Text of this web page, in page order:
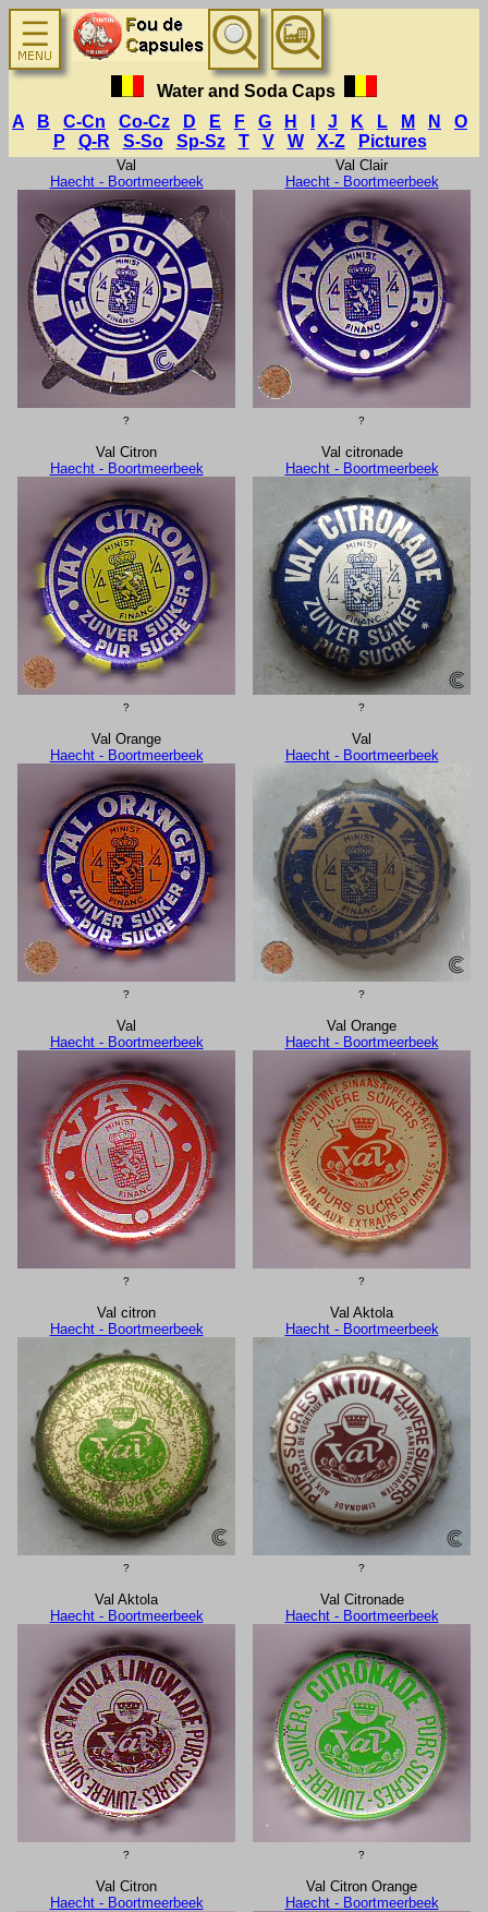
Water and Soda Caps
A
B C-Cn Co-Cz D E F G H J K L M N
O
P
Q-R S-So Sp-Sz T V W X-Z Pictures
Val
Haecht - Boortmeerbeek
?
Val Clair
Haecht - Boortmeerbeek
?
Val Citron
Haecht - Boortmeerbeek
?
Val citronade
Haecht - Boortmeerbeek
?
Val Orange
Haecht - Boortmeerbeek
?
Val
Haecht - Boortmeerbeek
?
Val
Haecht - Boortmeerbeek
?
Val Orange
Haecht - Boortmeerbeek
?
Val citron
Haecht - Boortmeerbeek
?
Val Aktola
Haecht - Boortmeerbeek
?
Val Aktola
Haecht - Boortmeerbeek
?
Val Citronade
Haecht - Boortmeerbeek
?
Val Citron
Haecht - Boortmeerbeek
Val Citron Orange
Haecht - Boortmeerbeek